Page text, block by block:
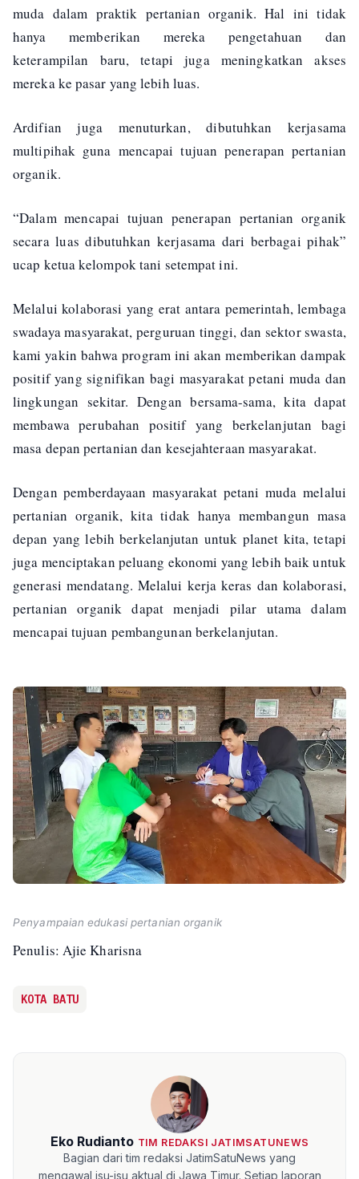
muda dalam praktik pertanian organik. Hal ini tidak
hanya memberikan mereka pengetahuan dan
keterampilan baru, tetapi juga meningkatkan akses
mereka ke pasar yang lebih luas.
Ardifian juga menuturkan, dibutuhkan kerjasama
multipihak guna mencapai tujuan penerapan pertanian
organik.
“Dalam mencapai tujuan penerapan pertanian organik
secara luas dibutuhkan kerjasama dari berbagai pihak”
ucap ketua kelompok tani setempat ini.
Melalui kolaborasi yang erat antara pemerintah, lembaga
swadaya masyarakat, perguruan tinggi, dan sektor swasta,
kami yakin bahwa program ini akan memberikan dampak
positif yang signifikan bagi masyarakat petani muda dan
lingkungan sekitar. Dengan bersama-sama, kita dapat
membawa perubahan positif yang berkelanjutan bagi
masa depan pertanian dan kesejahteraan masyarakat.
Dengan pemberdayaan masyarakat petani muda melalui
pertanian organik, kita tidak hanya membangun masa
depan yang lebih berkelanjutan untuk planet kita, tetapi
juga menciptakan peluang ekonomi yang lebih baik untuk
generasi mendatang. Melalui kerja keras dan kolaborasi,
pertanian organik dapat menjadi pilar utama dalam
mencapai tujuan pembangunan berkelanjutan.
Penyampaian edukasi pertanian organik
Penulis: Ajie Kharisna
KOTA BATU
Eko Rudianto TIM REDAKSI JATIMSATUNEWS
Bagian dari tim redaksi JatimSatuNews yang
mengawal isu-isu aktual di Jawa Timur. Setiap laporan